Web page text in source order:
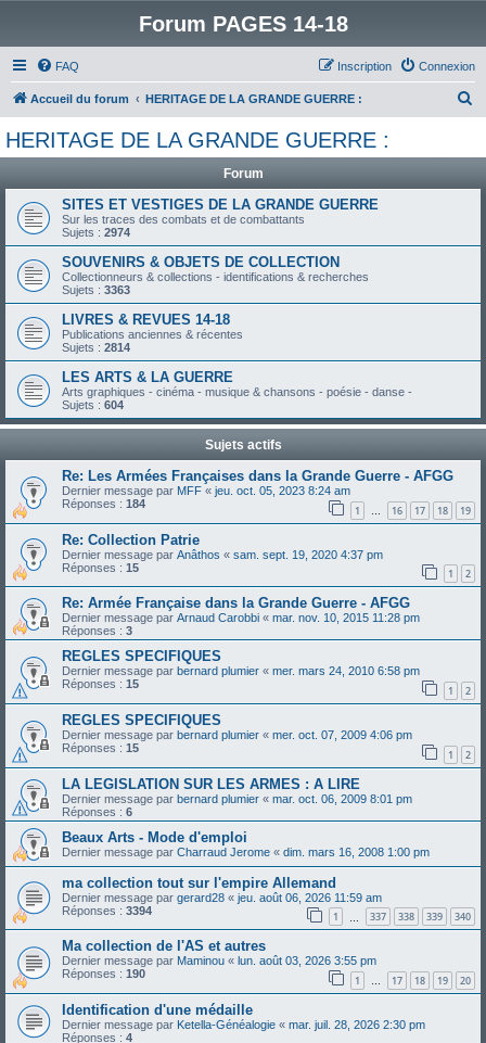
Forum PAGES 14-18
FAQ Connexion
Inscription
Accueil du forum HERITAGE DE LA GRANDE GUERRE :
e
HERITAGE DE LA GRANDE GUERRE :
Forum
SITES ET VESTIGES DE LA GRANDE GUERRE
Sur les traces des combats et de combattants
Sujets : 2974
SOUVENIRS & OBJETS DE COLLECTION
Collectionneurs & collections - identifications & recherches
Sujets : 3363
LIVRES & REVUES 14-18
Publications anciennes & récentes
Sujets : 2814
LES ARTS & LA GUERRE
Arts graphiques - cinéma - musique & chansons - poésie - danse -
Sujets : 604
Sujets actifs
Re: Les Armées Françaises dans la Grande Guerre - AFGG
Dernier message par MFF « jeu. oct. 05, 2023 8:24 am
Réponses : 184 1 … 16 17 18 19
Re: Collection Patrie
Dernier message par Anâthos « sam. sept. 19, 2020 4:37 pm
Réponses : 15 1 2
Re: Armée Française dans la Grande Guerre - AFGG
Dernier message par Arnaud Carobbi « mar. nov. 10, 2015 11:28 pm
Réponses : 3
REGLES SPECIFIQUES
Dernier message par bernard plumier « mer. mars 24, 2010 6:58 pm
Réponses : 15 1 2
REGLES SPECIFIQUES
Dernier message par bernard plumier « mer. oct. 07, 2009 4:06 pm
Réponses : 15 1 2
LA LEGISLATION SUR LES ARMES : A LIRE
Dernier message par bernard plumier « mar. oct. 06, 2009 8:01 pm
Réponses : 6
Beaux Arts - Mode d'emploi
Dernier message par Charraud Jerome « dim. mars 16, 2008 1:00 pm
ma collection tout sur l'empire Allemand
Dernier message par gerard28 « jeu. août 06, 2026 11:59 am
Réponses : 3394 1 337 338 339 340
Ma collection de l'AS et autres
Dernier message par Maminou « lun. août 03, 2026 3:55 pm
Réponses : 190 1 … 17 18 19 20
Identification d'une médaille
Dernier message par Ketella-Généalogie « mar. juil. 28, 2026 2:30 pm
Réponses : 4